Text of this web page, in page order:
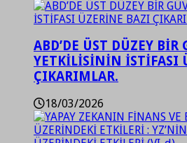
ABD’DE ÜST DÜZEY BİR
YETKİLİSİNİN İSTİFASI
ÇIKARIMLAR.
18/03/2026